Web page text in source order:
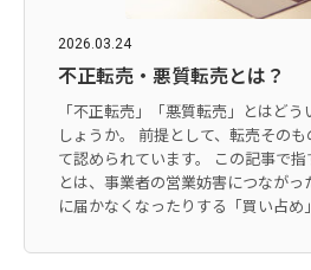
2026.03.24
不正転売・悪質転売とは？
「不正転売」「悪質転売」とはど
しょうか。 前提として、転売その
て認められています。 この記事で
とは、事業者の営業妨害につなが
に届かなくなったりする「買い占め